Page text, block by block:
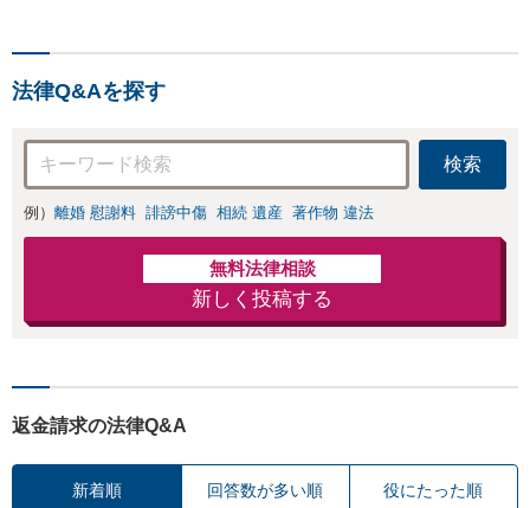
法律Q&Aを探す
検索
例） 離婚 慰謝料 誹謗中傷 相続 遺産 著作物 違法
無料法律相談
新しく投稿する
返金請求の法律Q&A
新着順 回答数が多い順 役にたった順